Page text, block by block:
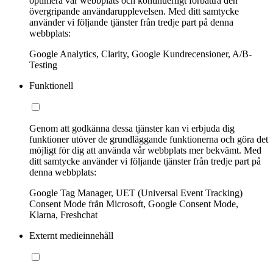
övergripande användarupplevelsen. Med ditt samtycke
använder vi följande tjänster från tredje part på denna
webbplats:
Google Analytics, Clarity, Google Kundrecensioner, A/B-
Testing
Funktionell
Genom att godkänna dessa tjänster kan vi erbjuda dig
funktioner utöver de grundläggande funktionerna och göra det
möjligt för dig att använda vår webbplats mer bekvämt. Med
ditt samtycke använder vi följande tjänster från tredje part på
denna webbplats:
Google Tag Manager, UET (Universal Event Tracking)
Consent Mode från Microsoft, Google Consent Mode,
Klarna, Freshchat
Externt medieinnehåll